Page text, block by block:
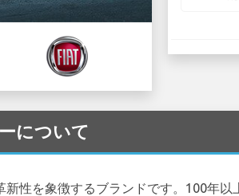
について
性を象徴するブランドです。100年以